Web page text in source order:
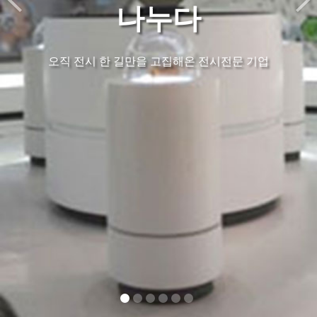
나누다
오직 전시 한 길만을 고집해온 전시전문 기업